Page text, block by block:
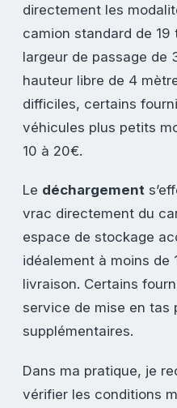
directement les
camion standard de
largeur de passage de
hauteur libre de 4
difficiles, certains
véhicules plus petits
10 à 20€.
Le déchargement
vrac directement du
espace de stockage
idéalement à moins de
livraison. Certains
service de mise en tas
supplémentaires.
Dans ma pratique, je
vérifier les conditions